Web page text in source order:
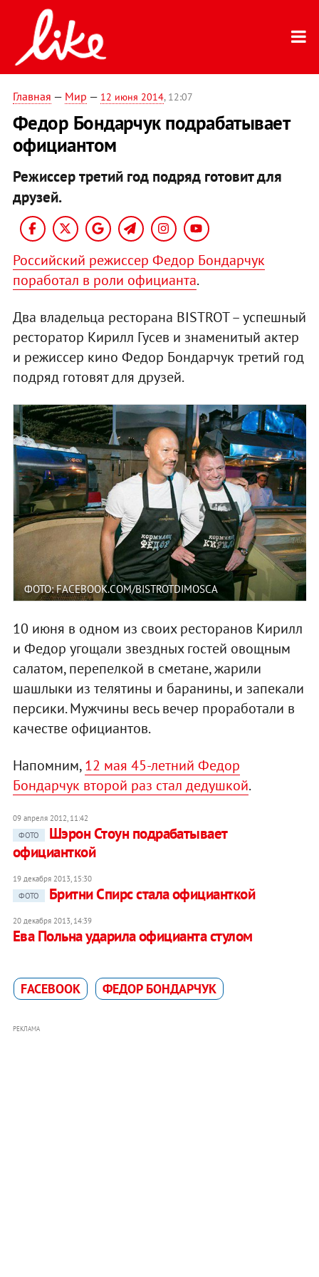
Главная — Мир — 12 июня 2014, 12:07
Федор Бондарчук подрабатывает
официантом
Режиссер третий год подряд готовит для
друзей.
Российский режиссер Федор Бондарчук
поработал в роли официанта.
Два владельца ресторана BISTROT – успешный
ресторатор Кирилл Гусев и знаменитый актер
и режиссер кино Федор Бондарчук третий год
подряд готовят для друзей.
ФОТО: FACEBOOK.COM/BISTROTDIMOSCA
10 июня в одном из своих ресторанов Кирилл
и Федор угощали звездных гостей овощным
салатом, перепелкой в сметане, жарили
шашлыки из телятины и баранины, и запекали
персики. Мужчины весь вечер проработали в
качестве официантов.
Напомним,12 мая 45-летний Федор
Бондарчук второй раз стал дедушкой.
09 апреля 2012, 11:42
ФОТО
Шэрон Стоун подрабатывает
официанткой
19 декабря 2013, 15:30
ФОТО
Бритни Спирс стала официанткой
20 декабря 2013, 14:39
Ева Польна ударила официанта стулом
FACEBOOK ФЕДОР БОНДАРЧУК
РЕКЛАМА